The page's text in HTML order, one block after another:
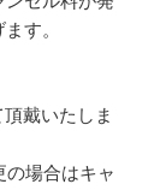
す。
戴いたしま
の場合はキャ